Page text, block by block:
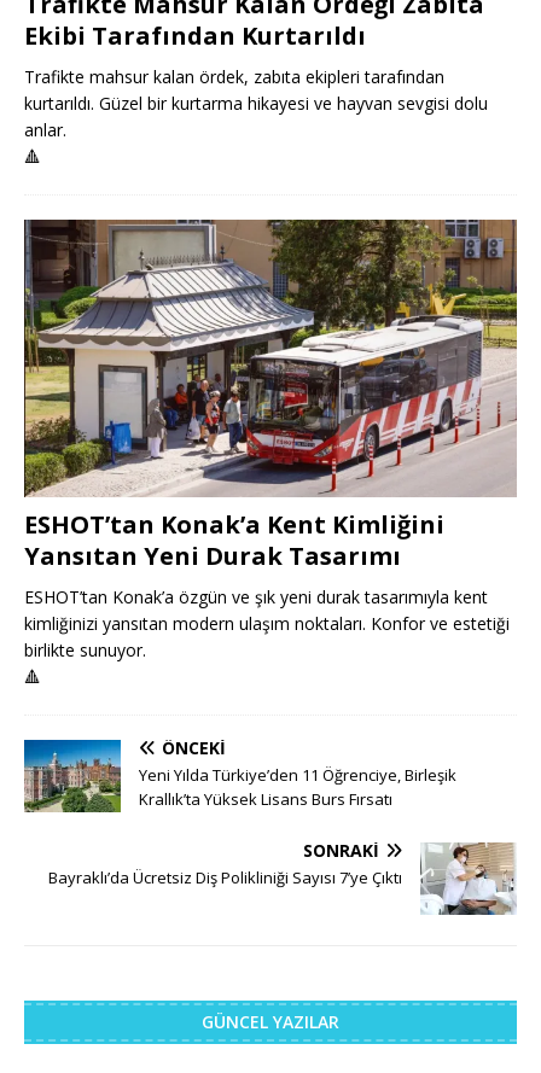
Ekibi Tarafından Kurtarıldı
Trafikte mahsur kalan ördek, zabıta ekipleri tarafından
kurtarıldı. Güzel bir kurtarma hikayesi ve hayvan sevgisi dolu
anlar.
🔺
ESHOT’tan Konak’a Kent Kimliğini
Yansıtan Yeni Durak Tasarımı
ESHOT’tan Konak’a özgün ve şık yeni durak tasarımıyla kent
kimliğinizi yansıtan modern ulaşım noktaları. Konfor ve estetiği
birlikte sunuyor.
🔺
ÖNCEKI
Yeni Yılda Türkiye’den 11 Öğrenciye, Birleşik
Krallık’ta Yüksek Lisans Burs Fırsatı
SONRAKI
Bayraklı’da Ücretsiz Diş Polikliniği Sayısı 7’ye Çıktı
GÜNCEL YAZILAR